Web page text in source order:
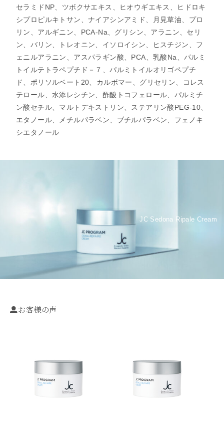
セラミドNP、ツボクサエキス、ヒオウギエキス、ヒドロキ
シプロピルキトサン、ナイアシンアミド、月見草油、プロ
リン、アルギニン、PCA-Na、グリシン、アラニン、セリ
ン、バリン、トレオニン、イソロイシン、ヒスチジン、フ
ェニルアラニン、アスパラギン酸、PCA、乳酸Na、パルミ
トイルテトラペプチド－７、パルミトイルオリゴペプチ
ド、ポリソルベート20、カルボマー、グリセリン、コレス
テロール、水添レシチン、酢酸トコフェロール、パルミチ
ン酸セチル、マルトデキストリン、ステアリン酸PEG-10、
エタノール、メチルパラベン、ブチルパラベン、フェノキ
シエタノール
JC Sedona Ripale Cream
お客様の声